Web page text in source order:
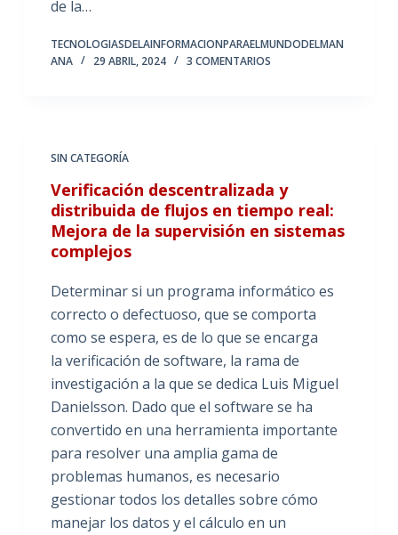
de la…
TECNOLOGIASDELAINFORMACIONPARAELMUNDODELMAN
ANA
29 ABRIL, 2024 3 COMENTARIOS
SIN CATEGORÍA
Verificación descentralizada y
distribuida de flujos en tiempo real:
Mejora de la supervisión en sistemas
complejos
Determinar si un programa informático es
correcto o defectuoso, que se comporta
como se espera, es de lo que se encarga
la verificación de software, la rama de
investigación a la que se dedica Luis Miguel
Danielsson. Dado que el software se ha
convertido en una herramienta importante
para resolver una amplia gama de
problemas humanos, es necesario
gestionar todos los detalles sobre cómo
manejar los datos y el cálculo en un